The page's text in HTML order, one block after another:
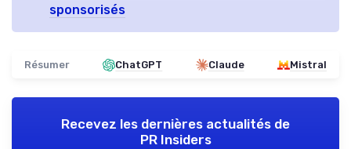
sponsorisés
Résumer ChatGPT Claude Mistral
Recevez les dernières actualités de
PR Insiders